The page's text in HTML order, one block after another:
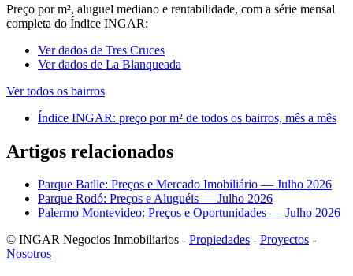
Preço por m², aluguel mediano e rentabilidade, com a série mensal
completa do Índice INGAR:
Ver dados de Tres Cruces
Ver dados de La Blanqueada
Ver todos os bairros
Índice INGAR: preço por m² de todos os bairros, mês a mês
Artigos relacionados
Parque Batlle: Preços e Mercado Imobiliário — Julho 2026
Parque Rodó: Preços e Aluguéis — Julho 2026
Palermo Montevideo: Preços e Oportunidades — Julho 2026
© INGAR Negocios Inmobiliarios - Propiedades - Proyectos -
Nosotros